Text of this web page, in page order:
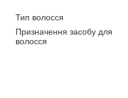
Тип волосся
Призначення засобу для
волосся